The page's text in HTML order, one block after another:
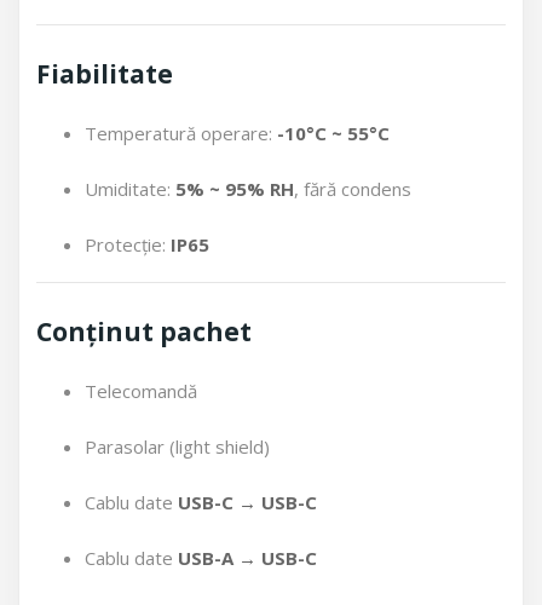
Fiabilitate
Temperatură operare: -10°C ~ 55°C
Umiditate: 5% ~ 95% RH, fără condens
Protecție: IP65
Conținut pachet
Telecomandă
Parasolar (light shield)
Cablu date USB-C → USB-C
Cablu date USB-A → USB-C